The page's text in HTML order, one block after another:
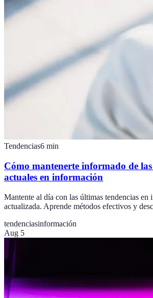
Tendencias6 min
Cómo mantenerte informado de
actuales en información
Mantente al día con las últimas tendencias en
actualizada. Aprende métodos efectivos y
tendenciasinformación
Aug 5